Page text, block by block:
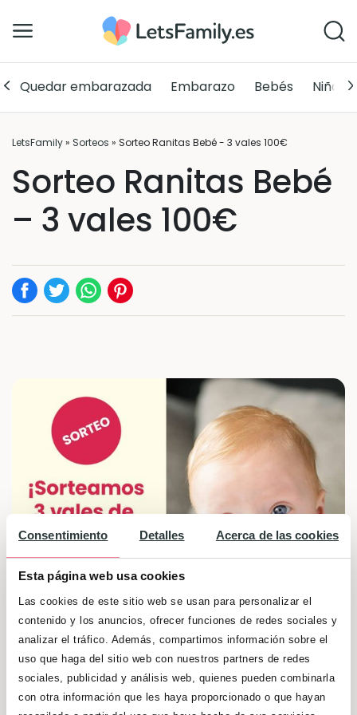
Consentimiento Detalles Acerca de las cookies
Esta página web usa cookies
Las cookies de este sitio web se usan para personalizar el
contenido y los anuncios, ofrecer funciones de redes sociales y
analizar el tráfico. Además, compartimos información sobre el
uso que haga del sitio web con nuestros partners de redes
sociales, publicidad y análisis web, quienes pueden combinarla
con otra información que les haya proporcionado o que hayan
Quedar embarazada Embarazo Bebés Niños
LetsFamily» Sorteos » Sorteo Ranitas Bebé - 3 vales 100€
Sorteo Ranitas Bebé
– 3 vales 100€